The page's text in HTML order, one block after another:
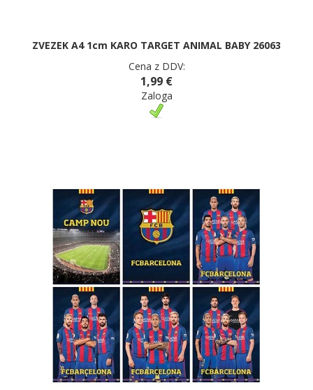
ZVEZEK A4 1cm KARO TARGET ANIMAL BABY 26063
Cena z DDV:
1,99 €
Zaloga